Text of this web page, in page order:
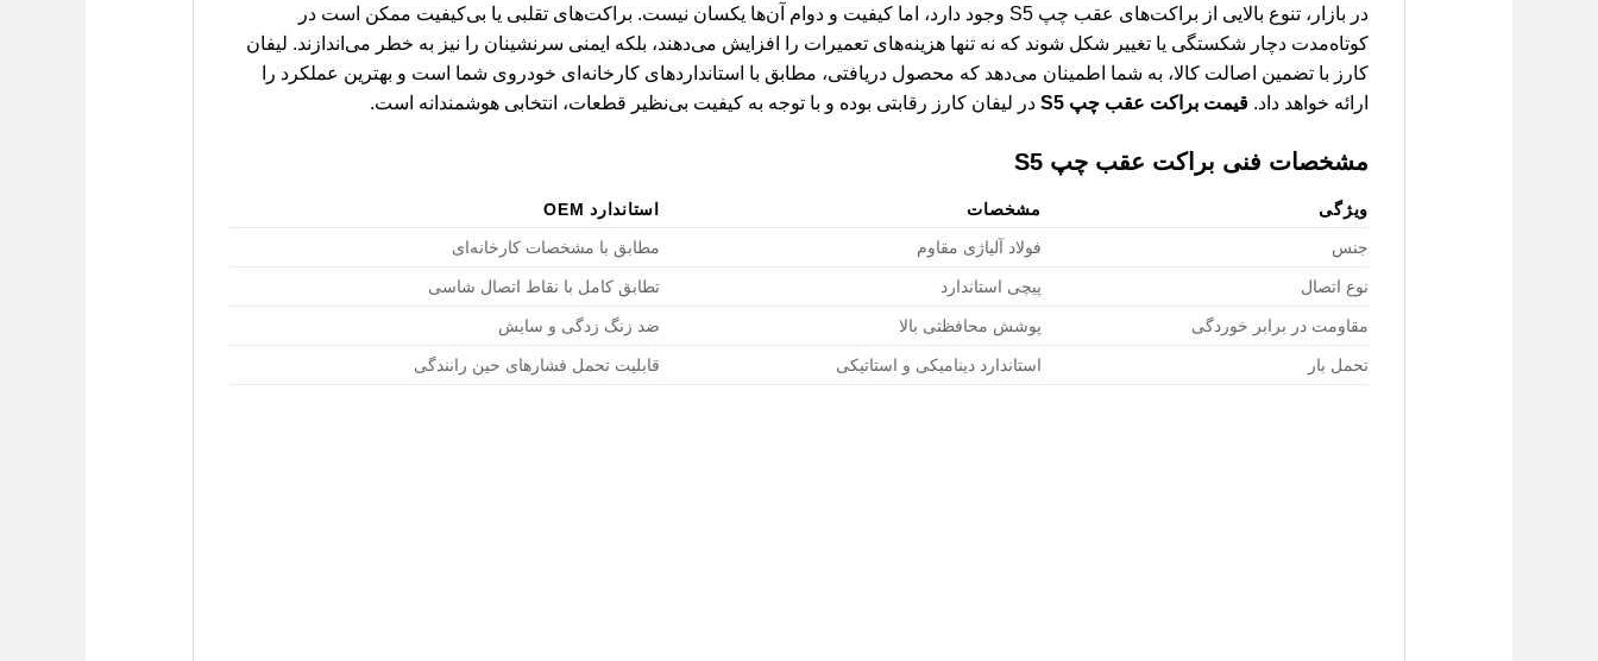
در بازار، تنوع بالایی از براکت‌های عقب چپ S5 وجود دارد، اما کیفیت و دوام آن‌ها یکسان نیست. براکت‌های تقلبی یا بی‌کیفیت ممکن است در
کوتاه‌مدت دچار شکستگی یا تغییر شکل شوند که نه تنها هزینه‌های تعمیرات را افزایش می‌دهند، بلکه ایمنی سرنشینان را نیز به خطر می‌اندازند. لیفان
کارز با تضمین اصالت کالا، به شما اطمینان می‌دهد که محصول دریافتی، مطابق با استانداردهای کارخانه‌ای خودروی شما است و بهترین عملکرد را
ارائه خواهد داد. قیمت براکت عقب چپ S5 در لیفان کارز رقابتی بوده و با توجه به کیفیت بی‌نظیر قطعات، انتخابی هوشمندانه است.
مشخصات فنی براکت عقب چپ S5
ویژگی مشخصات
استاندارد OEM
جنس
فولاد آلیاژی مقاوم مطابق با مشخصات کارخانه‌ای
نوع اتصال پیچی استاندارد تطابق کامل با نقاط اتصال شاسی
مقاومت در برابر خوردگی پوشش محافظتی بالا ضد زنگ زدگی و سایش
تحمل بار استاندارد دینامیکی و استاتیکی قابلیت تحمل فشارهای حین رانندگی